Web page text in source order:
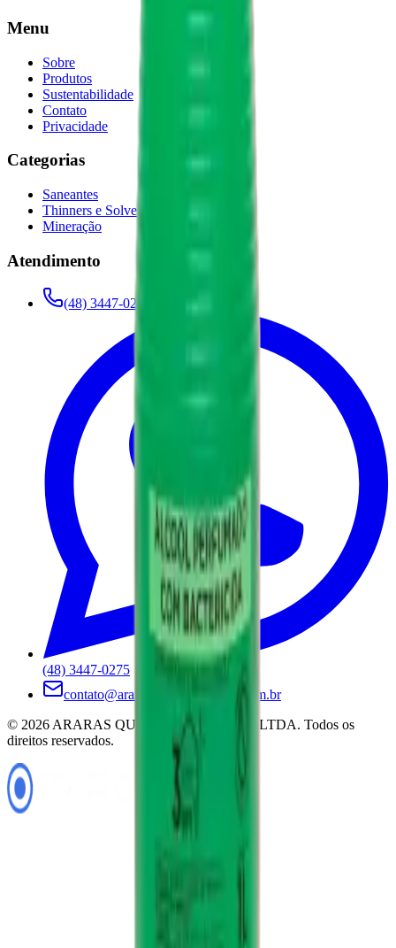
Menu
Sobre
Produtos
Sustentabilidade
Contato
Privacidade
Categorias
Saneantes
Thinners e Solventes
Mineração
Atendimento
(48) 3447-0275
(48) 3447-0275
contato@ararasquimicadobrasil.com.br
© 2026ARARAS QUIMICA DO BRASIL LTDA. Todos os
direitos reservados.